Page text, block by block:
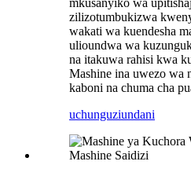
zilizotumbukizwa
wakati wa kuendesha
ulioundwa wa
na itakuwa rahisi kwa
Mashine ina uwezo wa
kaboni na chuma cha
uchunguziundani